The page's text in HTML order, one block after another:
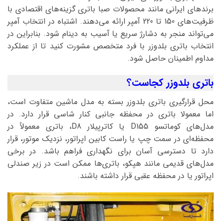
برندهای ایرانی مانند محصولات صبا باتری گزینه‌های اقتصادی با
ظرفیت‌های 150 تا 220 آمپر ارائه می‌دهند. اشتباه در انتخاب آمپر
می‌تواند منجر به دشارژ سریع یا آسیب به دینام شود. بنابراین در
انتخاب باتری بلدوزر با فرد متخصص مشورت کنید تا از عملکرد
مداوم اطمینان حاصل شود.
باتری بلدوزر کجاست؟
محل قرارگیری باتری بلدوزر بسته به مدل ماشین متفاوت است،
اما معمولا باتری در محفظه جانبی کنار شاسی قرار دارد. در
مدل‌های کوماتسو D155 یا کاترپیلار D8، باتری معمولاً در
محفظه‌ای در سمت چپ یا راست کابین اپراتور، نزدیک موتور، قرار
دارد تا دسترسی آسان برای نگهداری فراهم باشد. در برخی
مدل‌های قدیمی مانند هپکو، باتری‌ها ممکن است در زیر صندلی
اپراتور یا در محفظه عقبی قرار داشته باشند.